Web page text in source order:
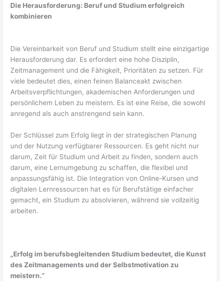
Die Herausforderung: Beruf und Studium erfolgreich
kombinieren
Die Vereinbarkeit von Beruf und Studium stellt eine einzigartige
Herausforderung dar. Es erfordert eine hohe Disziplin,
Zeitmanagement und die Fähigkeit, Prioritäten zu setzen. Für
viele bedeutet dies, einen feinen Balanceakt zwischen
Arbeitsverpflichtungen, akademischen Anforderungen und
persönlichem Leben zu meistern. Es ist eine Reise, die sowohl
anregend als auch anstrengend sein kann.
Der Schlüssel zum Erfolg liegt in der strategischen Planung
und der Nutzung verfügbarer Ressourcen. Es geht nicht nur
darum, Zeit für Studium und Arbeit zu finden, sondern auch
darum, eine Lernumgebung zu schaffen, die flexibel und
anpassungsfähig ist. Die Integration von Online-Kursen und
digitalen Lernressourcen hat es für Berufstätige einfacher
gemacht, ein Studium zu absolvieren, während sie vollzeitig
arbeiten.
„Erfolg im berufsbegleitenden Studium bedeutet, die Kunst
des Zeitmanagements und der Selbstmotivation zu
meistern.“